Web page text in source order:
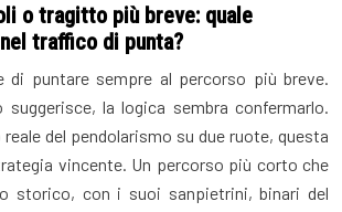
o tragitto più breve: quale
traffico di punta?
di puntare sempre al percorso più breve.
suggerisce, la logica sembra confermarlo.
del pendolarismo su due ruote, questa
vincente. Un percorso più corto che
storico, con i suoi sanpietrini, binari del